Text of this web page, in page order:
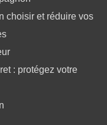
choisir et réduire vos
: protégez votre